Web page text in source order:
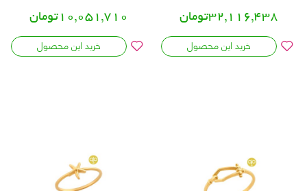
32,116,438تومان
خرید این محصول
10,051,710تومان
خرید این محصول